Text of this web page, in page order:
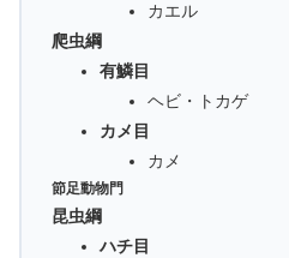
カエル
爬虫綱
有鱗目
ヘビ・トカゲ
カメ目
カメ
節足動物門
昆虫綱
ハチ目